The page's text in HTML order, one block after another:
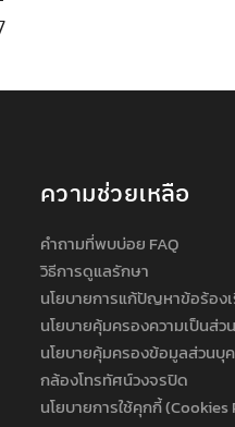
ความช่วยเหลือ
คำถามที่พบบ่อย FAQ
วิธีการดูแลรักษา
นโยบายการแก้ปัญหาข้อร้อง
นโยบายคุ้มครองความเป็นส่ว
นโยบายคุ้มครองข้อมูลส่วนบุ
กล้องโทรทัศน์วงจรปิด
นโยบายการใช้คุกกี้ (Cookies